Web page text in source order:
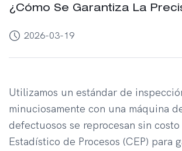
¿Cómo Se Garantiza La
2026-03-19
Utilizamos un estándar de
minuciosamente con una máquina
defectuosos se reprocesan sin
Estadístico de Procesos (CEP)